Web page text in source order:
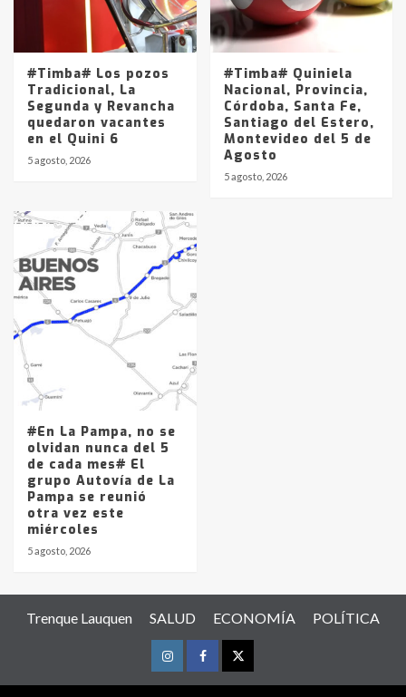
#Timba# Los pozos
Tradicional, La
Segunda y Revancha
quedaron vacantes
en el Quini 6
5 agosto, 2026
#Timba# Quiniela
Nacional, Provincia,
Córdoba, Santa Fe,
Santiago del Estero,
Montevideo del 5 de
Agosto
5 agosto, 2026
#En La Pampa, no se
olvidan nunca del 5
de cada mes# El
grupo Autovía de La
Pampa se reunió
otra vez este
miércoles
5 agosto, 2026
Trenque Lauquen SALUD ECONOMÍA POLÍTICA
InstagramFacebookTwitter